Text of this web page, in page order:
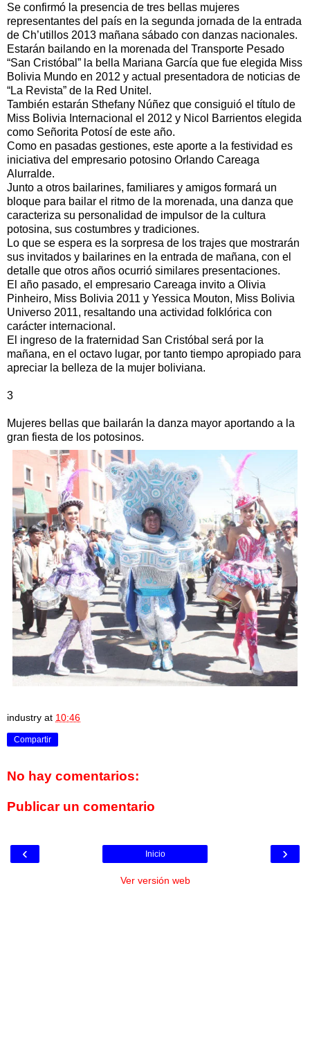
Se confirmó la presencia de tres bellas mujeres
representantes del país en la segunda jornada de la entrada
de Ch’utillos 2013 mañana sábado con danzas nacionales.
Estarán bailando en la morenada del Transporte Pesado
“San Cristóbal” la bella Mariana García que fue elegida Miss
Bolivia Mundo en 2012 y actual presentadora de noticias de
“La Revista” de la Red Unitel.
También estarán Sthefany Núñez que consiguió el título de
Miss Bolivia Internacional el 2012 y Nicol Barrientos elegida
como Señorita Potosí de este año.
Como en pasadas gestiones, este aporte a la festividad es
iniciativa del empresario potosino Orlando Careaga
Alurralde.
Junto a otros bailarines, familiares y amigos formará un
bloque para bailar el ritmo de la morenada, una danza que
caracteriza su personalidad de impulsor de la cultura
potosina, sus costumbres y tradiciones.
Lo que se espera es la sorpresa de los trajes que mostrarán
sus invitados y bailarines en la entrada de mañana, con el
detalle que otros años ocurrió similares presentaciones.
El año pasado, el empresario Careaga invito a Olivia
Pinheiro, Miss Bolivia 2011 y Yessica Mouton, Miss Bolivia
Universo 2011, resaltando una actividad folklórica con
carácter internacional.
El ingreso de la fraternidad San Cristóbal será por la
mañana, en el octavo lugar, por tanto tiempo apropiado para
apreciar la belleza de la mujer boliviana.
3
Mujeres bellas que bailarán la danza mayor aportando a la
gran fiesta de los potosinos.
industry at 10:46
Compartir
No hay comentarios:
Publicar un comentario
‹ ›
Inicio
Ver versión web